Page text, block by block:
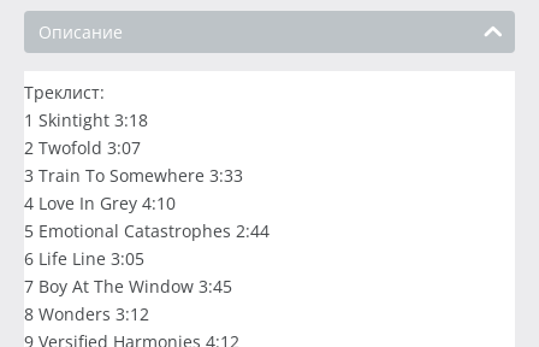
Описание
Треклист:
1 Skintight 3:18
2 Twofold 3:07
3 Train To Somewhere 3:33
4 Love In Grey 4:10
5 Emotional Catastrophes 2:44
6 Life Line 3:05
7 Boy At The Window 3:45
8 Wonders 3:12
9 Versified Harmonies 4:12